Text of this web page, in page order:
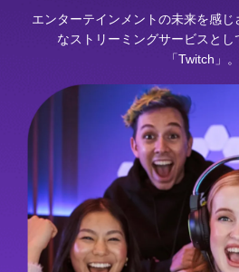
エンターテインメントの未来を感
なストリーミングサービスとし
「Twitch」。